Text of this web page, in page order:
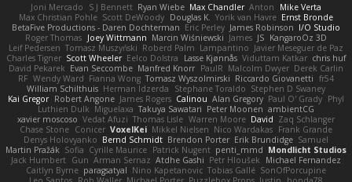
Joni Mercado S J Bennett Ryan Wiebe Max Chandler Anton
Mike Verta
Max Christian Pohle Scott DeWoody Douglas K. Yorik van Havre Ernst Bronde
BetaFive Productions - Daren Dochterman Eric Perley James Robinson I/O Studio
Roger Thomas Joey Wittmann Marcin Wiśniewski James JS KangaroOz 3D
Leif Pedersen Tomasz Muszyński Roberd Palm Lampantino Javier Meseguer de Paz
Charles Tigner Scott Wheeler Eelco Dolstra Lasse Kjønnås Viduttam Katkar chris huf
David Pekarek Evan Seccombe Manfred Knorr PaulR Malcolm Dwyer Derek Carlin
RF Wendy Ward Fianna Wong Tomasz Wyszolmirski Riccardo Giovanetti fr54
William Schilthuis Herman Idzerda Stephane Toraldo Stephen D Swaney
Kai Gregor Robert Angone James Rogers Calinou Alan Gregory Paul O' Grady Phyl
Luthien Dulk Miguelaxa Takuya Sawatari Peter Moonen ambientCG
xavier moscoso Vedat Afuzi Thomas Lisle Warren Moore David Zaq Schlanger
Chase Stone Conicer VoxelKei Mikkel Nielsen Nico Wardakas Frank Grande
Denys Holovyanko Bernd Schmidt Brendon Porter Erik Brundidge Samuel
Martin Pražák Sofia Cyrille Maurice Patrick Nugent penti_mmd Mondlicht Studios
Jack Humbert Gun Arman Sernaz Atdhe Gashi Petr Hloušek
Michael Fernandez
Caitlyn Byrne paragsatyal Nino Kapetanovic Tobias Gallé SonOfPorcupine